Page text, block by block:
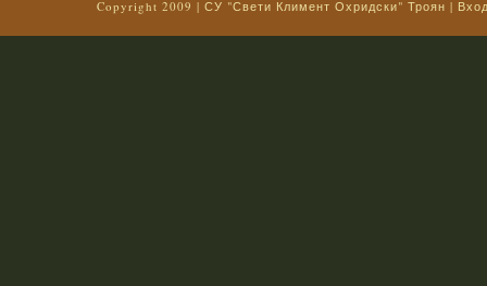
Copyright 2009 | СУ "Свети Климент Охридски" Троян |